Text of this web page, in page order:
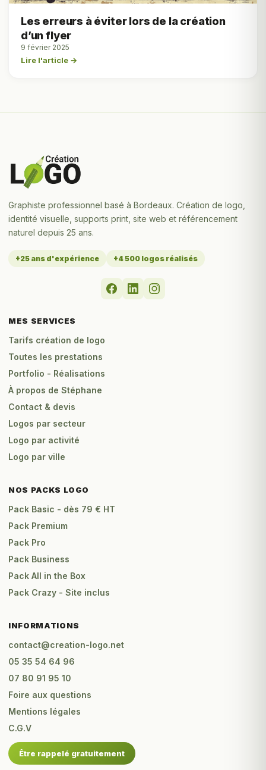
Les erreurs à éviter lors de la création
d’un flyer
9 février 2025
Lire l'article →
Graphiste professionnel basé à Bordeaux. Création de logo,
identité visuelle, supports print, site web et référencement
naturel depuis 25 ans.
+25 ans d'expérience +4 500 logos réalisés
MES SERVICES
Tarifs création de logo
Toutes les prestations
Portfolio - Réalisations
À propos de Stéphane
Contact & devis
Logos par secteur
Logo par activité
Logo par ville
NOS PACKS LOGO
Pack Basic - dès 79 € HT
Pack Premium
Pack Pro
Pack Business
Pack All in the Box
Pack Crazy - Site inclus
INFORMATIONS
contact@creation-logo.net
05 35 54 64 96
07 80 91 95 10
Foire aux questions
Mentions légales
C.G.V
Être rappelé gratuitement